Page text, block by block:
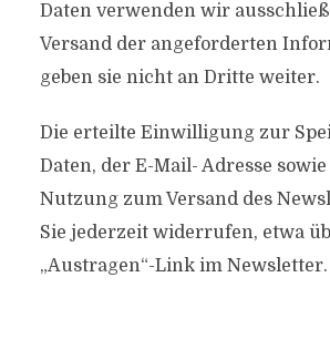
Daten verwenden wir
Versand der angeforderten
geben sie nicht an Dritte weiter.
Die erteilte Einwilligung zur
Daten, der E-Mail- Adresse
Nutzung zum Versand des
Sie jederzeit widerrufen, etwa
„Austragen“-Link im Newsletter.